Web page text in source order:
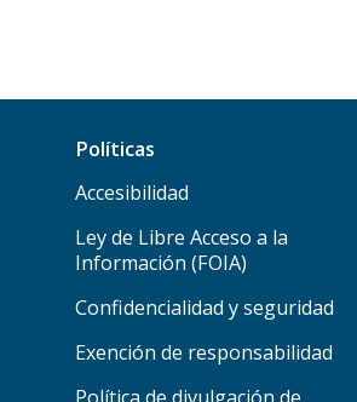
Políticas
Accesibilidad
Ley de Libre Acceso a la
Información (FOIA)
Confidencialidad y seguridad
Exención de responsabilidad